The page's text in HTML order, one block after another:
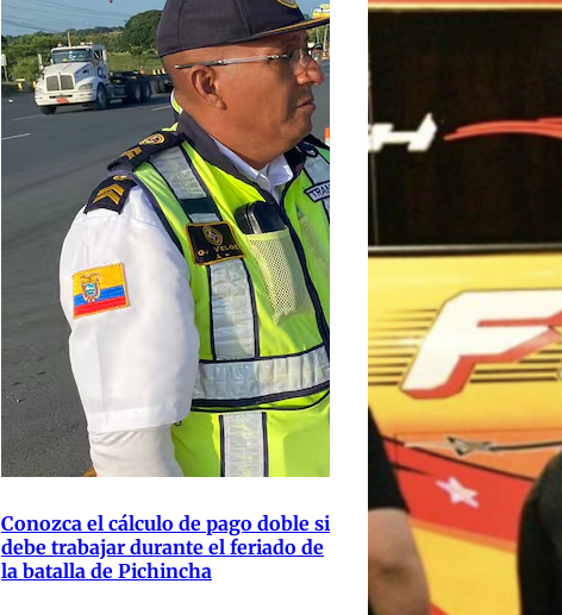
Conozca el cálculo de pago doble si
debe trabajar durante el feriado de
la batalla de Pichincha